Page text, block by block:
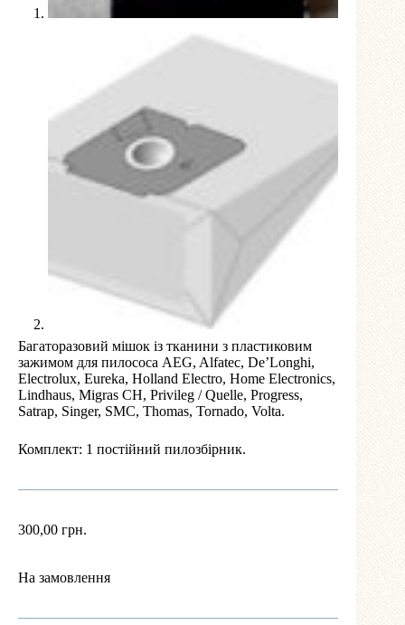
Багаторазовий мішок із тканини з пластиковим
зажимом для пилососа AEG, Alfatec, De’Longhi,
Electrolux, Eureka, Holland Electro, Home Electronics,
Lindhaus, Migras CH, Privileg / Quelle, Progress,
Satrap, Singer, SMC, Thomas, Tornado, Volta.
Комплект: 1 постійний пилозбірник.
300,00 грн.
На замовлення